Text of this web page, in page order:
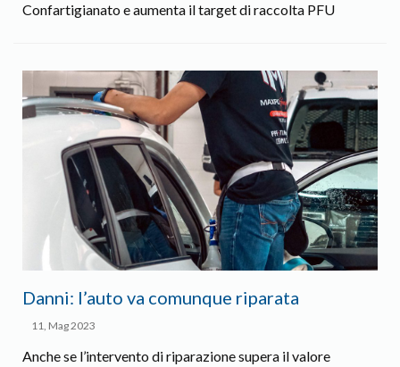
Confartigianato e aumenta il target di raccolta PFU
Danni: l’auto va comunque riparata
11, Mag 2023
Anche se l’intervento di riparazione supera il valore